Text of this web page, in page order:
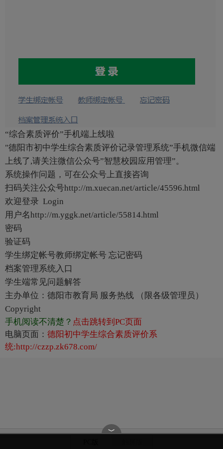
“综合素质评价”手机端上线啦
"德阳市初中学生综合素质评价记录管理系统”手机微信端
上线了,请关注微信公众号”智慧校园应用管理”。
系统操作问题，可在公众号上直接咨询
扫码关注公众号http://m.xuecan.net/article/45596.html
欢迎登录 Login
用户名http://m.yggk.net/article/55814.html
密码
验证码
学生绑定帐号教师绑定帐号 忘记密码
档案管理系统入口
学生端常见问题解答
主办单位：德阳市教育局 服务热线 （限各级管理员）
Copyright
手机阅读不清楚？ 点击跳转到PC页面
电脑页面： 德阳初中学生综合素质评价系
统:http://czzp.zk678.com/
﹀